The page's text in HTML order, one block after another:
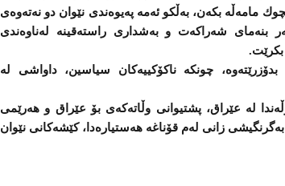
مامه‌ڵه‌ بكه‌ن، به‌ڵكو ئه‌مه‌ په‌یوه‌ندی‌ نێوان دو نه‌ته‌وه‌ی‌
بنه‌مای‌ شه‌راكه‌ت و به‌شداری‌ راسته‌قینه‌ له‌ناوه‌ندی‌
بكرێت.
چونكه‌ ناكۆكییه‌كان سیاسین، داواشی‌ له‌
له‌ عێراق، پشتیوانی‌ وڵاته‌كه‌ی‌ بۆ عێراق و هه‌رێمی‌
زانی‌ له‌م قۆناغه‌ هه‌ستیاره‌دا، كێشه‌كانی‌ نێوان